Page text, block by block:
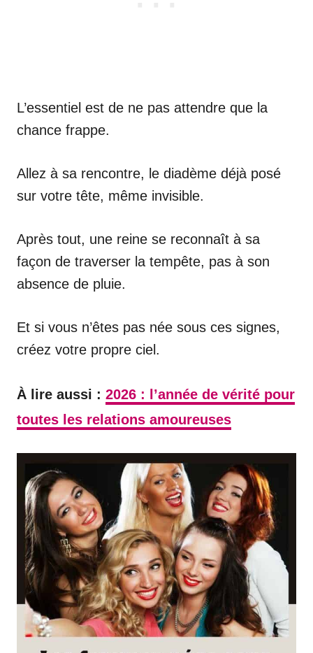
L’essentiel est de ne pas attendre que la
chance frappe.
Allez à sa rencontre, le diadème déjà posé
sur votre tête, même invisible.
Après tout, une reine se reconnaît à sa
façon de traverser la tempête, pas à son
absence de pluie.
Et si vous n’êtes pas née sous ces signes,
créez votre propre ciel.
À lire aussi : 2026 : l’année de vérité pour
toutes les relations amoureuses